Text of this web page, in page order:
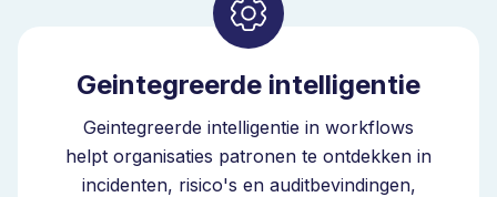
updates in één systeem. Dankzij de ingebouwde
intelligentie verbetert dit systeem voortdurend
naarmate uw organisatie zich ontwikkelt.
Als de intelligente orchestrator voor Kwaliteit en EHS,
verbindt Bizzmine inspectiesignalen met incidenten,
audits en risicoblootstelling binnen één bestuursmodel.
Geintegreerde intelligentie
Geintegreerde intelligentie in workflows
helpt organisaties patronen te ontdekken in
incidenten, risico's en auditbevindingen,